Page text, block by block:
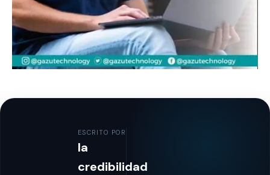
ESCRITO POR
la
credibilidad